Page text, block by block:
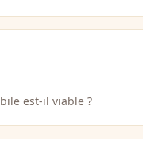
est-il viable ?